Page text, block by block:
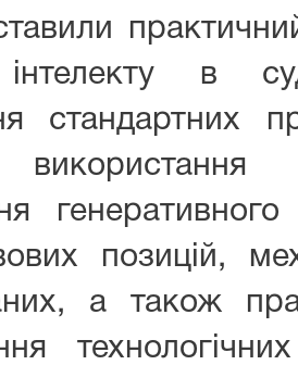
інтелекту в
стандартних
позицій,
а також